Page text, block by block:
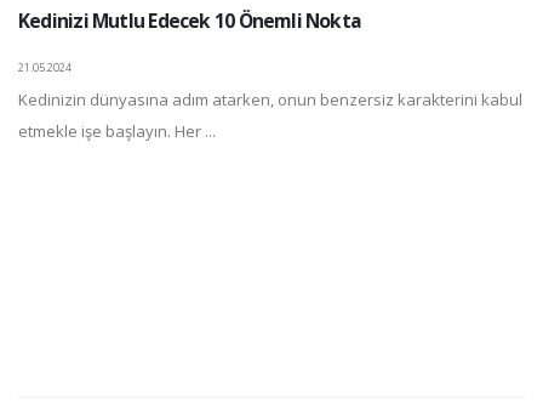
Kedinizi Mutlu Edecek 10 Önemli Nokta
21.05.2024
Kedinizin dünyasına adım atarken, onun benzersiz karakterini kabul
etmekle işe başlayın. Her ...